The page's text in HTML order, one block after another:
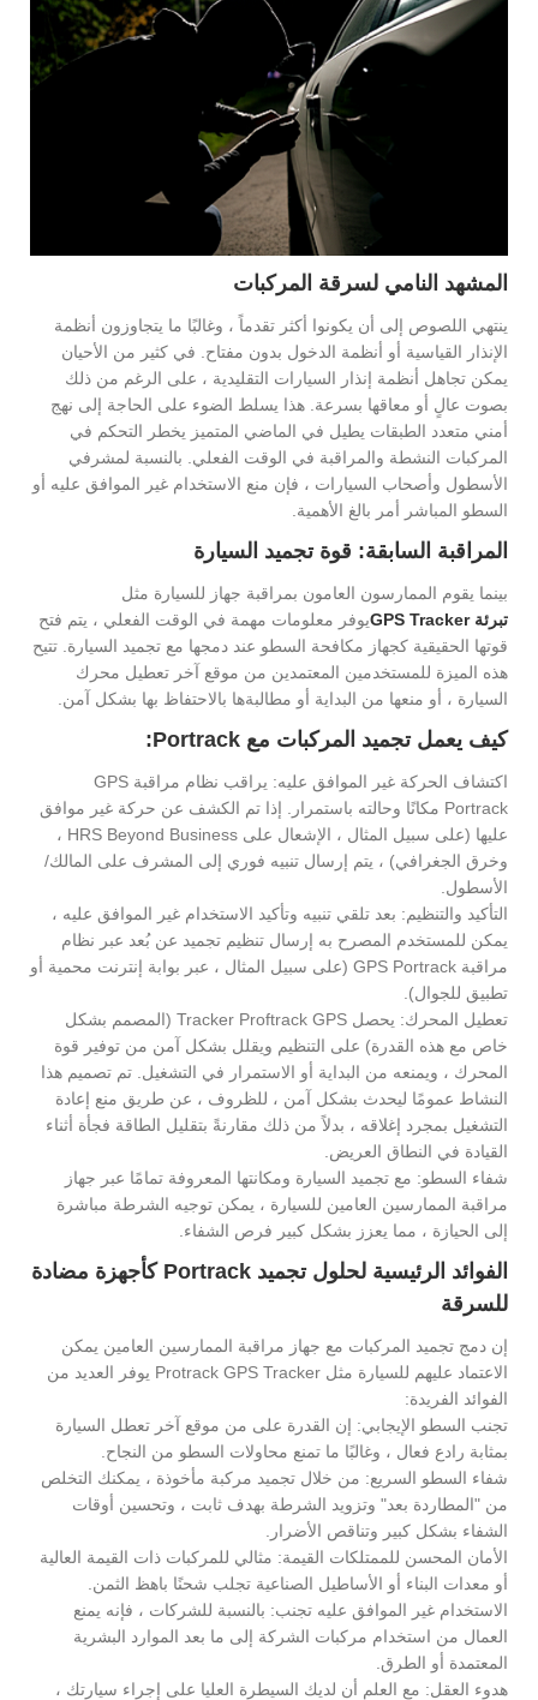
المشهد النامي لسرقة المركبات
ينتهي اللصوص إلى أن يكونوا أكثر تقدماً ، وغالبًا ما يتجاوزون أنظمة
الإنذار القياسية أو أنظمة الدخول بدون مفتاح. في كثير من الأحيان
يمكن تجاهل أنظمة إنذار السيارات التقليدية ، على الرغم من ذلك
بصوت عالٍ أو معاقها بسرعة. هذا يسلط الضوء على الحاجة إلى نهج
أمني متعدد الطبقات يطيل في الماضي المتميز يخطر التحكم في
المركبات النشطة والمراقبة في الوقت الفعلي. بالنسبة لمشرفي
الأسطول وأصحاب السيارات ، فإن منع الاستخدام غير الموافق عليه أو
السطو المباشر أمر بالغ الأهمية.
المراقبة السابقة: قوة تجميد السيارة
بينما يقوم الممارسون العامون بمراقبة جهاز للسيارة مثل
تبرئة GPS Tracker
يوفر معلومات مهمة في الوقت الفعلي ، يتم فتح
قوتها الحقيقية كجهاز مكافحة السطو عند دمجها مع تجميد السيارة. تتيح
هذه الميزة للمستخدمين المعتمدين من موقع آخر تعطيل محرك
السيارة ، أو منعها من البداية أو مطالبةها بالاحتفاظ بها بشكل آمن.
كيف يعمل تجميد المركبات مع Portrack:
اكتشاف الحركة غير الموافق عليه: يراقب نظام مراقبة GPS
Portrack مكانًا وحالته باستمرار. إذا تم الكشف عن حركة غير موافق
عليها (على سبيل المثال ، الإشعال على HRS Beyond Business ،
وخرق الجغرافي) ، يتم إرسال تنبيه فوري إلى المشرف على المالك/
الأسطول.
التأكيد والتنظيم: بعد تلقي تنبيه وتأكيد الاستخدام غير الموافق عليه ،
يمكن للمستخدم المصرح به إرسال تنظيم تجميد عن بُعد عبر نظام
مراقبة GPS Portrack (على سبيل المثال ، عبر بوابة إنترنت محمية أو
تطبيق للجوال).
تعطيل المحرك: يحصل Tracker Proftrack GPS (المصمم بشكل
خاص مع هذه القدرة) على التنظيم ويقلل بشكل آمن من توفير قوة
المحرك ، ويمنعه من البداية أو الاستمرار في التشغيل. تم تصميم هذا
النشاط عمومًا ليحدث بشكل آمن ، للظروف ، عن طريق منع إعادة
التشغيل بمجرد إغلاقه ، بدلاً من ذلك مقارنةً بتقليل الطاقة فجأة أثناء
القيادة في النطاق العريض.
شفاء السطو: مع تجميد السيارة ومكانتها المعروفة تمامًا عبر جهاز
مراقبة الممارسين العامين للسيارة ، يمكن توجيه الشرطة مباشرة
إلى الحيازة ، مما يعزز بشكل كبير فرص الشفاء.
الفوائد الرئيسية لحلول تجميد Portrack كأجهزة مضادة
للسرقة
إن دمج تجميد المركبات مع جهاز مراقبة الممارسين العامين يمكن
الاعتماد عليهم للسيارة مثل Protrack GPS Tracker يوفر العديد من
الفوائد الفريدة:
تجنب السطو الإيجابي: إن القدرة على من موقع آخر تعطل السيارة
بمثابة رادع فعال ، وغالبًا ما تمنع محاولات السطو من النجاح.
شفاء السطو السريع: من خلال تجميد مركبة مأخوذة ، يمكنك التخلص
من "المطاردة بعد" وتزويد الشرطة بهدف ثابت ، وتحسين أوقات
الشفاء بشكل كبير وتناقص الأضرار.
الأمان المحسن للممتلكات القيمة: مثالي للمركبات ذات القيمة العالية
أو معدات البناء أو الأساطيل الصناعية تجلب شحنًا باهظ الثمن.
الاستخدام غير الموافق عليه تجنب: بالنسبة للشركات ، فإنه يمنع
العمال من استخدام مركبات الشركة إلى ما بعد الموارد البشرية
المعتمدة أو الطرق.
هدوء العقل: مع العلم أن لديك السيطرة العليا على إجراء سيارتك ،